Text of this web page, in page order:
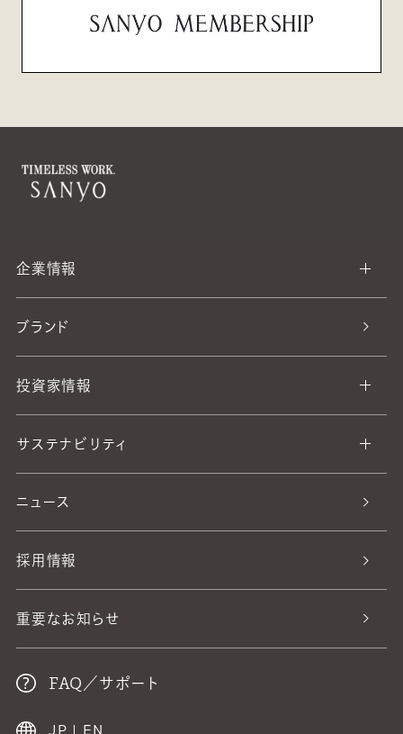
企業情報
ブランド
投資家情報
サステナビリティ
ニュース
採用情報
重要なお知らせ
FAQ／サポート
JP EN